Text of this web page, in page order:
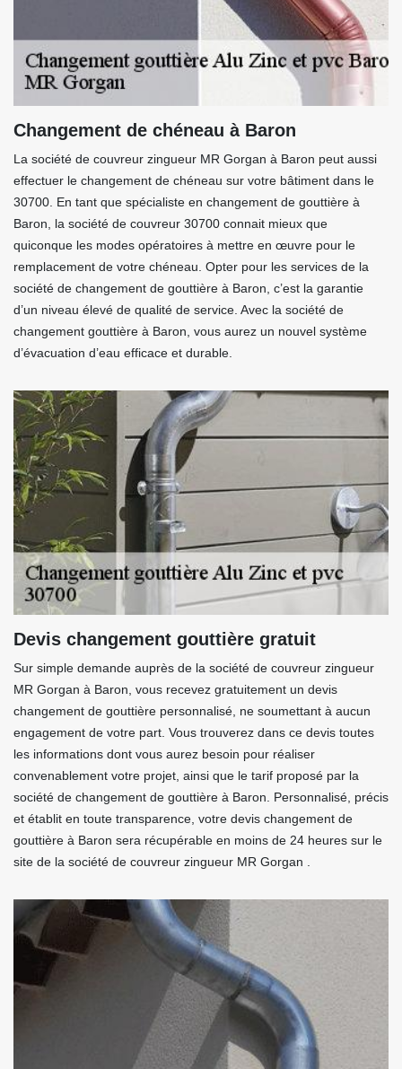
Changement de chéneau à Baron
La société de couvreur zingueur MR Gorgan à Baron peut aussi
effectuer le changement de chéneau sur votre bâtiment dans le
30700. En tant que spécialiste en changement de gouttière à
Baron, la société de couvreur 30700 connait mieux que
quiconque les modes opératoires à mettre en œuvre pour le
remplacement de votre chéneau. Opter pour les services de la
société de changement de gouttière à Baron, c’est la garantie
d’un niveau élevé de qualité de service. Avec la société de
changement gouttière à Baron, vous aurez un nouvel système
d’évacuation d’eau efficace et durable.
Devis changement gouttière gratuit
Sur simple demande auprès de la société de couvreur zingueur
MR Gorgan à Baron, vous recevez gratuitement un devis
changement de gouttière personnalisé, ne soumettant à aucun
engagement de votre part. Vous trouverez dans ce devis toutes
les informations dont vous aurez besoin pour réaliser
convenablement votre projet, ainsi que le tarif proposé par la
société de changement de gouttière à Baron. Personnalisé, précis
et établit en toute transparence, votre devis changement de
gouttière à Baron sera récupérable en moins de 24 heures sur le
site de la société de couvreur zingueur MR Gorgan .